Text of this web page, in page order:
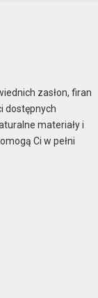
zasłon, firan
dostępnych
materiały i
Ci w pełni